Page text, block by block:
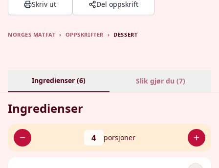
Skriv ut Del oppskrift
NORGES MATFAT › OPPSKRIFTER › DESSERT
Ingredienser (6) Slik gjør du (7)
Ingredienser
4 porsjoner